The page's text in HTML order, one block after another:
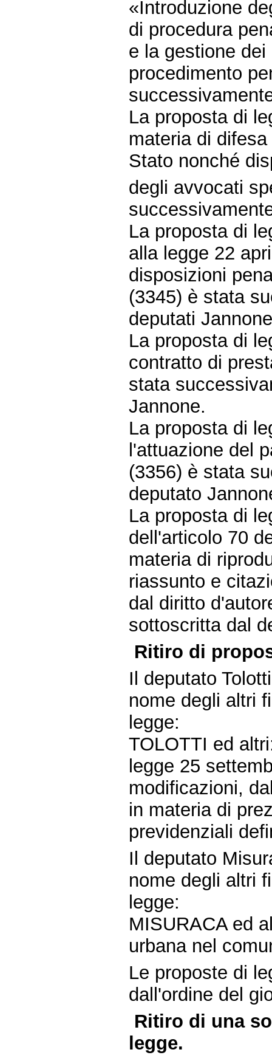
«Introduzione
di procedura
e la gestione
procedimento
La proposta di
materia di
Stato nonché
degli avvocati
La proposta di
alla legge 22
disposizioni
(3345) è stata
deputati
La proposta di
contratto di
stata
Jannone.
La proposta di
l'attuazione del
(3356) è stata
deputato
La proposta di
dell'articolo 70
materia di
riassunto e
dal diritto
sottoscritta dal
Ritiro di
Il deputato
nome degli altri
legge:
TOLOTTI ed
legge 25
modificazioni,
in materia di
previdenziali
Il deputato
nome degli altri
legge:
MISURACA ed
urbana nel
Le proposte di
dall'ordine del
Ritiro di una
legge.